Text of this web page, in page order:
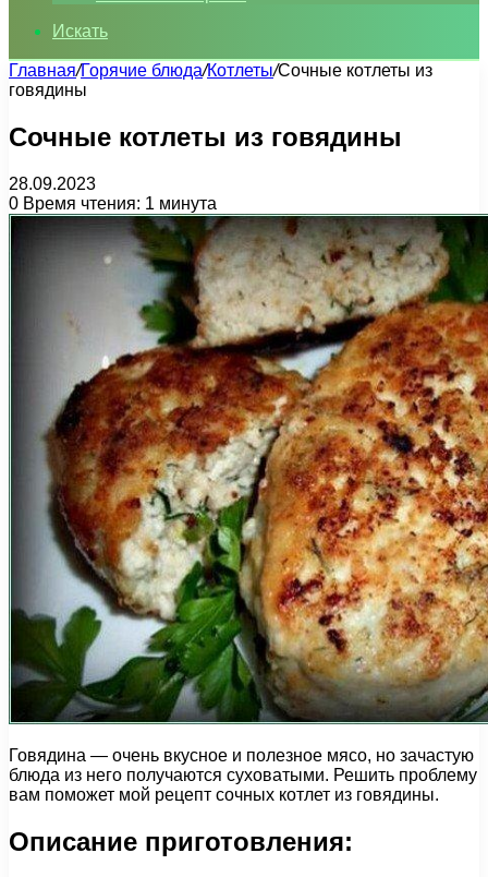
Искать
Главная/Горячие блюда/Котлеты/Сочные котлеты из
говядины
Сочные котлеты из говядины
28.09.2023
0 Время чтения: 1 минута
Говядина — очень вкусное и полезное мясо, но зачастую
блюда из него получаются суховатыми. Решить проблему
вам поможет мой рецепт сочных котлет из говядины.
Описание приготовления: